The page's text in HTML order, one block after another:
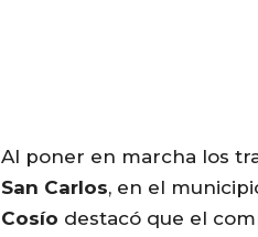
Al poner en marcha los
San Carlos, en el
Cosío destacó que el